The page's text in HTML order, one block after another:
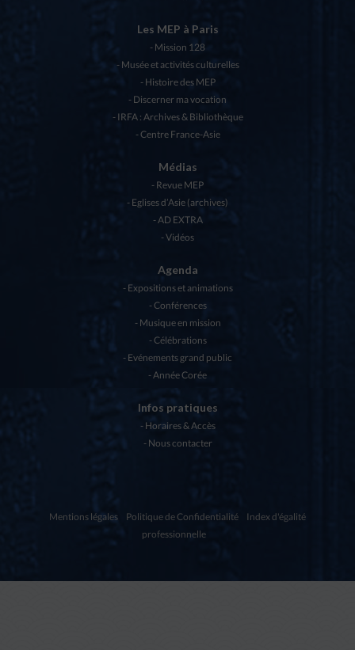
Les MEP à Paris
Mission 128
Musée et activités culturelles
Histoire des MEP
Discerner ma vocation
IRFA : Archives & Bibliothèque
Centre France-Asie
Médias
Revue MEP
Eglises d’Asie (archives)
AD EXTRA
Vidéos
Agenda
Expositions et animations
Conférences
Musique en mission
Célébrations
Evénements grand public
Année Corée
Infos pratiques
Horaires & Accès
Nous contacter
Mentions légales Politique de Confidentialité
Index d'égalité
professionnelle